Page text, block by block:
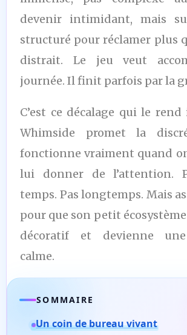
devenir intimidant, mais
structuré pour réclamer plus
distrait. Le jeu veut
journée. Il finit parfois par la
C’est ce décalage qui le
Whimside promet la
fonctionne vraiment quand
lui donner de l’attention.
temps. Pas longtemps. Mais
pour que son petit écosystème
décoratif et devienne une
calme.
SOMMAIRE
Un coin de bureau vivant